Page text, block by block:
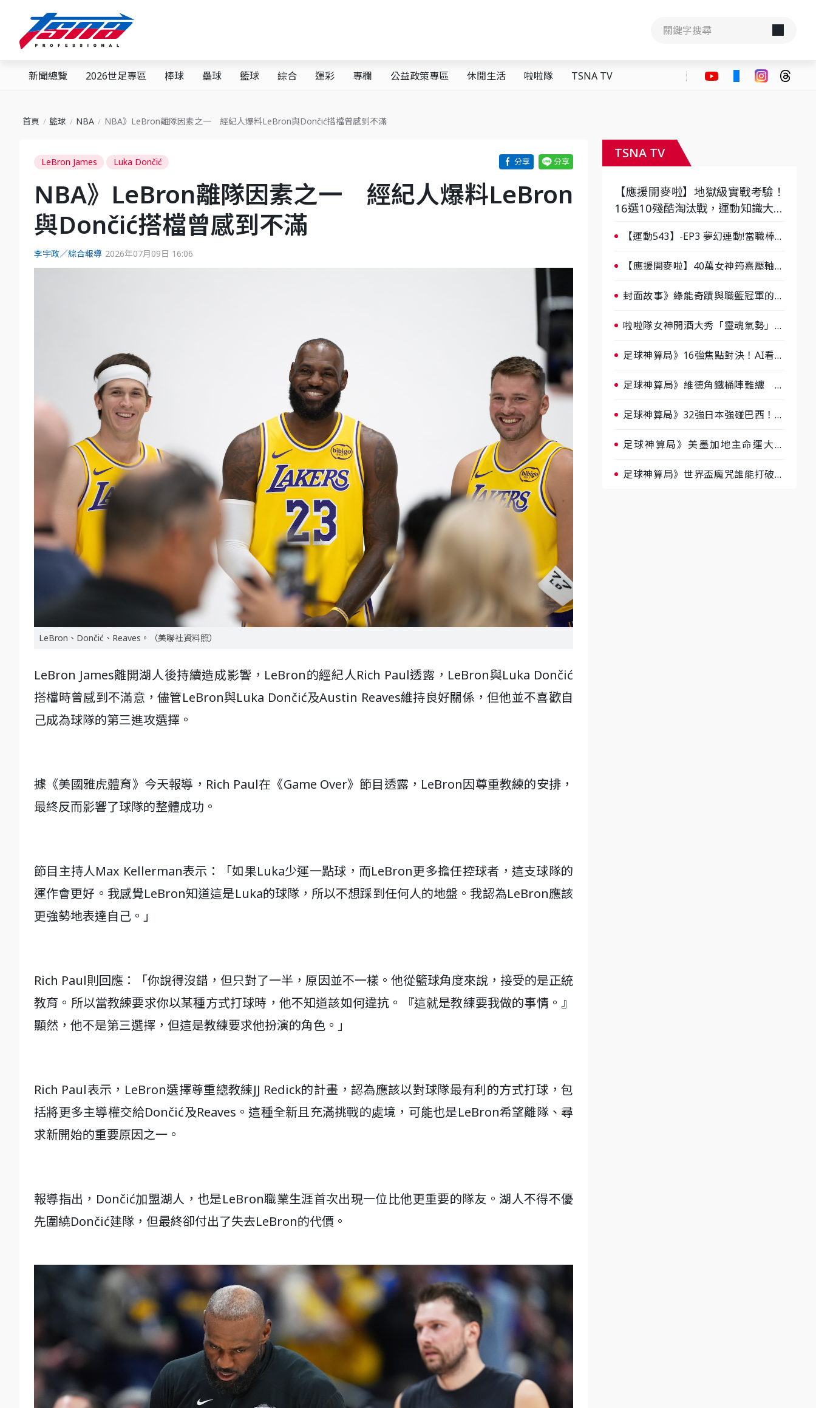
新聞總覽 2026世足專區 棒球 壘球 籃球 綜合 運彩 專欄 公益政策專區 休閒生活 啦啦隊 TSNA TV
首頁 籃球 NBA NBA》LeBron離隊因素之一 經紀人爆料LeBron與Dončić搭檔曾感到不滿
LeBron James Luka Dončić
NBA》LeBron離隊因素之一 經紀人爆料LeBron
與Dončić搭檔曾感到不滿
李宇政／綜合報導 2026年07月09日 16:06
LeBron、Dončić、Reaves。（美聯社資料照）
LeBron James離開湖人後持續造成影響，LeBron的經紀人Rich Paul透露，LeBron與Luka Dončić
搭檔時曾感到不滿意，儘管LeBron與Luka Dončić及Austin Reaves維持良好關係，但他並不喜歡自
己成為球隊的第三進攻選擇。
據《美國雅虎體育》今天報導，Rich Paul在《Game Over》節目透露，LeBron因尊重教練的安排，
最終反而影響了球隊的整體成功。
節目主持人Max Kellerman表示：「如果Luka少運一點球，而LeBron更多擔任控球者，這支球隊的
運作會更好。我感覺LeBron知道這是Luka的球隊，所以不想踩到任何人的地盤。我認為LeBron應該
更強勢地表達自己。」
Rich Paul則回應：「你說得沒錯，但只對了一半，原因並不一樣。他從籃球角度來說，接受的是正統
教育。所以當教練要求你以某種方式打球時，他不知道該如何違抗。『這就是教練要我做的事情。』
顯然，他不是第三選擇，但這是教練要求他扮演的角色。」
Rich Paul表示，LeBron選擇尊重總教練JJ Redick的計畫，認為應該以對球隊最有利的方式打球，包
括將更多主導權交給Dončić及Reaves。這種全新且充滿挑戰的處境，可能也是LeBron希望離隊、尋
求新開始的重要原因之一。
報導指出，Dončić加盟湖人，也是LeBron職業生涯首次出現一位比他更重要的隊友。湖人不得不優
先圍繞Dončić建隊，但最終卻付出了失去LeBron的代價。
TSNA TV
【應援開麥啦】地獄級實戰考驗！
16選10殘酷淘汰戰，運動知識大會
【運動543】-EP3 夢幻連動!當職棒傳
【應援開麥啦】40萬女神筠熹壓軸！
比一個會-ep2
封面故事》綠能奇蹟與職籃冠軍的背
事》大談「心酸創業學」
啦啦隊女神開酒大秀「靈魂氣勢」！
大過招
足球神算局》16強焦點對決！AI看好
足球神算局》維德角鐵桶陣難纏 阿
足球神算局》32強日本強碰巴西！AI
爆冷
足球神算局》美墨加地主命運大解
足球神算局》世界盃魔咒誰能打破？